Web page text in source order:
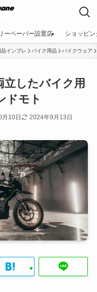
ーペーパー設置店 ショッピン
インプレ バイク用品 バイクウェア
したバイク用
ドモト
10日 2024年9月13日